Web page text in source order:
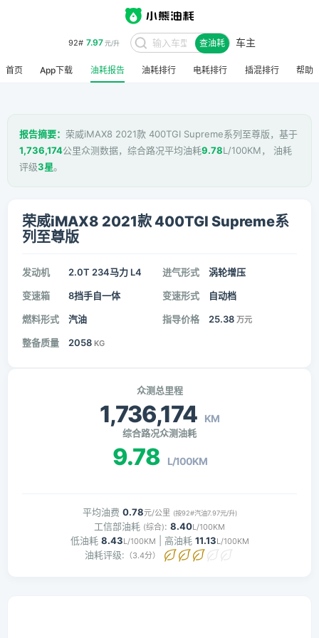
查油耗 车主
首页 App下载 油耗报告 油耗排行 电耗排行 插混排行 帮助
报告摘要： 荣威iMAX8 2021款 400TGI Supreme系列至尊版，基于
1,736,174公里众测数据，综合路况平均油耗9.78L/100KM， 油耗
评级3星。
荣威iMAX8 2021款 400TGI Supreme系
列至尊版
发动机 2.0T 234马力 L4 进气形式 涡轮增压
变速箱 8挡手自一体 变速形式 自动档
燃料形式 汽油 指导价格 25.38 万元
整备质量 2058 KG
众测总里程
1,736,174 KM
综合路况众测油耗
9.78 L/100KM
平均油费 0.78元/公里 (按92#汽油7.97元/升)
工信部油耗 (综合): 8.40L/100KM
低油耗 8.43L/100KM | 高油耗 11.13L/100KM
油耗评级: （3.4分）